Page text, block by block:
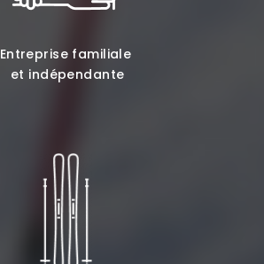
Entreprise familiale
et indépendante